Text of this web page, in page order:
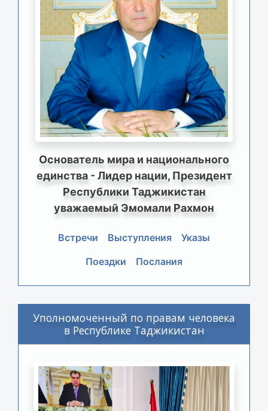
Основатель мира и национального
единства - Лидер нации, Президент
Республики Таджикистан
уважаемый Эмомали Рахмон
Встречи Выступления
Указы
Поездки
Послания
Уполномоченный по правам человека
в Республике Таджикистан